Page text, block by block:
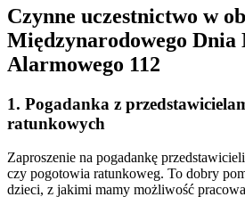
Czynne uczestnictwo w
Międzynarodowego Dnia
Alarmowego 112
1. Pogadanka z
ratunkowych
Zaproszenie na pogadankę
czy pogotowia ratunkoweg. To dobry
dzieci, z jakimi mamy możliwość